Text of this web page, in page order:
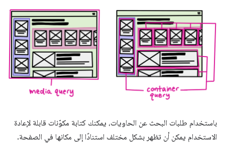
باستخدام طلبات البحث عن الحاويات، يمكنك كتابة مكوّنات قابلة لإعادة
الاستخدام يمكن أن تظهر بشكل مختلف استنادًا إلى مكانها في الصفحة.